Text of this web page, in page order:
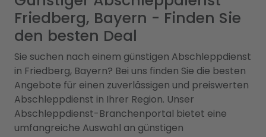
Friedberg, Bayern - Finden Sie
den besten Deal
Sie suchen nach einem günstigen Abschleppdienst
in Friedberg, Bayern? Bei uns finden Sie die besten
Angebote für einen zuverlässigen und preiswerten
Abschleppdienst in Ihrer Region. Unser
Abschleppdienst-Branchenportal bietet eine
umfangreiche Auswahl an günstigen